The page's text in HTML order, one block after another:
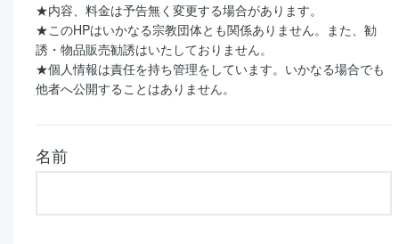
★内容、料金は予告無く変更する場合があります。
★このHPはいかなる宗教団体とも関係ありません。また、勧
誘・物品販売勧誘はいたしておりません。
★個人情報は責任を持ち管理をしています。いかなる場合でも
他者へ公開することはありません。
名前